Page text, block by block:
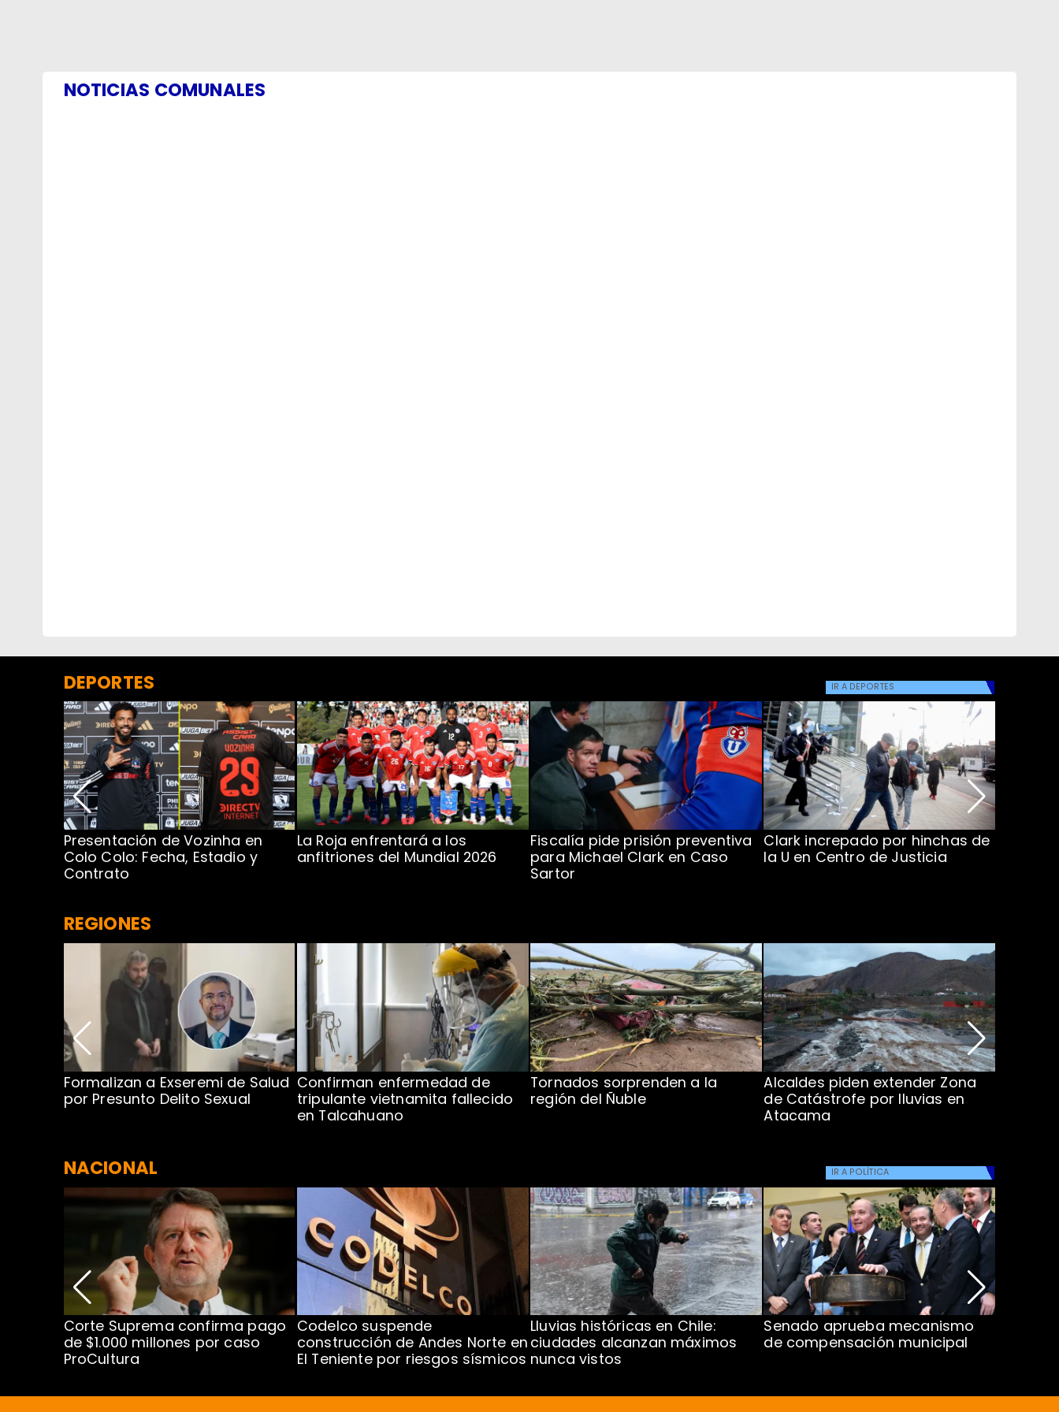
NOTICIAS COMUNALES
DEPORTES IR A DEPORTES
Presentación de Vozinha en
Colo Colo: Fecha, Estadio y
Contrato
La Roja enfrentará a los
anfitriones del Mundial 2026
Fiscalía pide prisión preventiva
para Michael Clark en Caso
Sartor
Clark increpado por hinchas de
la U en Centro de Justicia
REGIONES
Formalizan a Exseremi de Salud
por Presunto Delito Sexual
Confirman enfermedad de
tripulante vietnamita fallecido
en Talcahuano
Tornados sorprenden a la
región del Ñuble
Alcaldes piden extender Zona
de Catástrofe por lluvias en
Atacama
NACIONAL IR A POLÍTICA
Corte Suprema confirma pago
de $1.000 millones por caso
ProCultura
Codelco suspende
construcción de Andes Norte en
El Teniente por riesgos sísmicos
Lluvias históricas en Chile:
ciudades alcanzan máximos
nunca vistos
Senado aprueba mecanismo
de compensación municipal